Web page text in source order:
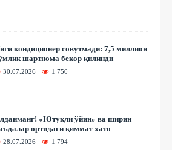
кондиционер совутмади: 7,5 миллион
шартнома бекор қилинди
30.07.2026 1 750
«Ютуқли ўйин» ва ширин
ортидаги қиммат хато
28.07.2026 1 794